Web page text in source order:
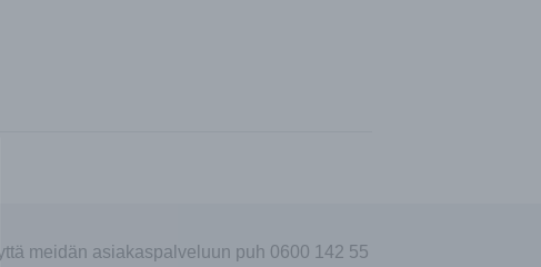
meidän asiakaspalveluun puh 0600 142 55